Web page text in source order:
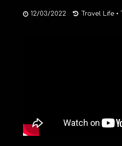
12/03/2022 Travel Life •